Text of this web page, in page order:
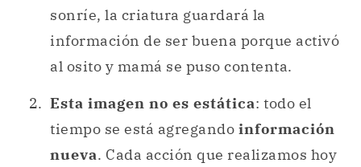
sonríe, la criatura guardará la
información de ser buena porque activó
al osito y mamá se puso contenta.
Esta imagen no es estática: todo el
tiempo se está agregando información
nueva. Cada acción que realizamos hoy